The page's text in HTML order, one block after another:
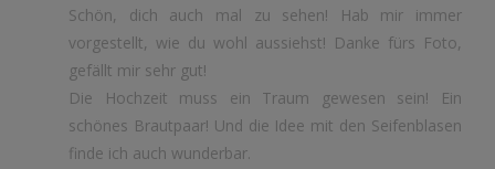
Schön, dich auch mal zu sehen! Hab mir immer
vorgestellt, wie du wohl aussiehst! Danke fürs Foto,
gefällt mir sehr gut!
Die Hochzeit muss ein Traum gewesen sein! Ein
schönes Brautpaar! Und die Idee mit den Seifenblasen
finde ich auch wunderbar.